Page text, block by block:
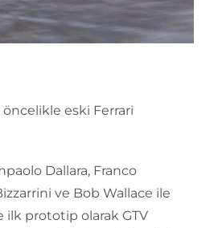
eski Ferrari
Dallara, Franco
ve Bob Wallace ile
ilk prototip olarak GTV